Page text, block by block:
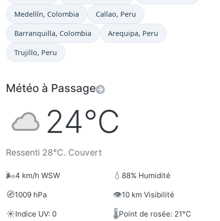
Heure actuelle à
Medellín, Colombia Heure actuelle à
Callao, Peru
Heure actuelle à
Barranquilla, Colombia Heure actuelle à
Arequipa, Peru
Heure actuelle à
Trujillo, Peru
Météo à Passage
24°C
Ressenti 28°C. Couvert
🌬️4 km/h WSW 💧 88% Humidité
🧭1009 hPa 👁️10 km Visibilité
☀️Indice UV: 0 🌡️Point de rosée: 21°C